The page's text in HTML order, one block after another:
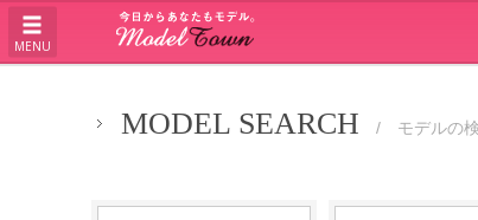
MENU
MODEL SEARCH / モデルの